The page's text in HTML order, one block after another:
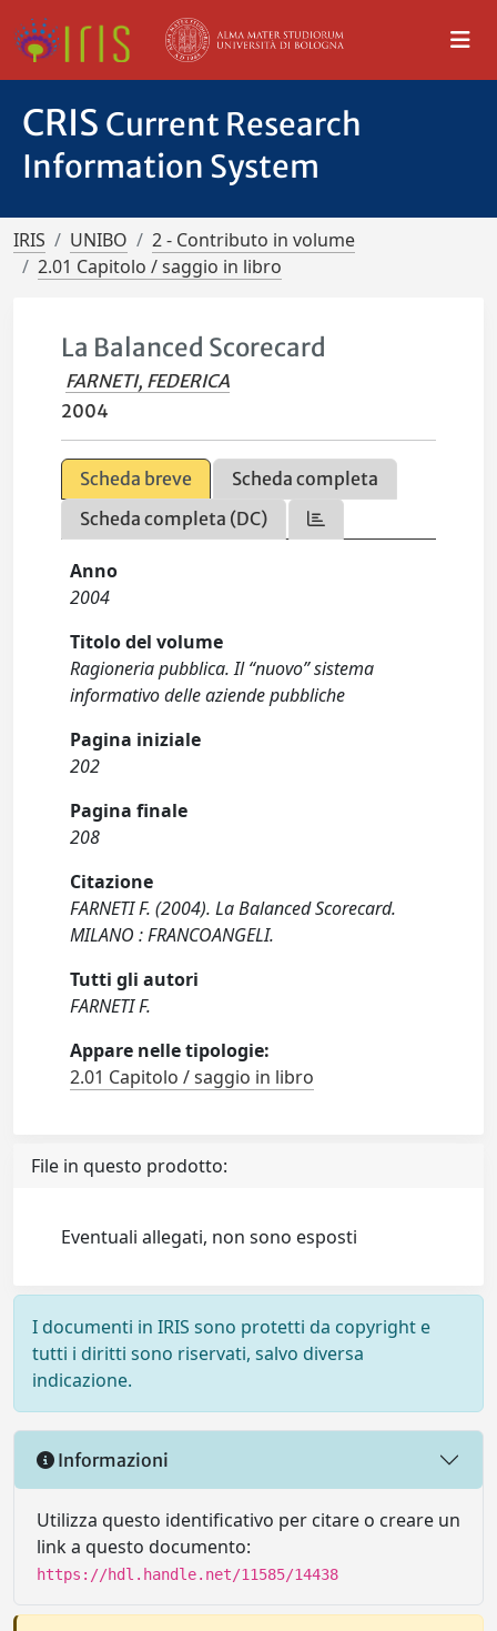
CRIS Current Research
Information System
IRIS UNIBO
2 - Contributo in volume
2.01 Capitolo / saggio in libro
La Balanced Scorecard
FARNETI, FEDERICA
2004
Scheda breve
Scheda completa
Scheda completa (DC)
Anno
2004
Titolo del volume
Ragioneria pubblica. Il “nuovo” sistema
informativo delle aziende pubbliche
Pagina iniziale
202
Pagina finale
208
Citazione
FARNETI F. (2004). La Balanced Scorecard.
MILANO : FRANCOANGELI.
Tutti gli autori
FARNETI F.
Appare nelle tipologie:
2.01 Capitolo / saggio in libro
File in questo prodotto:
Eventuali allegati, non sono esposti
I documenti in IRIS sono protetti da copyright e
tutti i diritti sono riservati, salvo diversa
indicazione.
Informazioni
Utilizza questo identificativo per citare o creare un
link a questo documento:
https://hdl.handle.net/11585/14438